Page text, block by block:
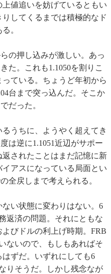
値追いを妨げているともい
してくるまでは積極的なド
。
の押し込みが激しい。あっ
た。これも1.1050を割りこ
ている。ちょうど年初から
台まで突っ込んだ。そこか
だった。
うちに、ようやく超えてき
は逆に1.1051近辺がサポー
返されたことはまだ記憶に新
アスになっている局面とい
全戻しまで考えられる。
い状態に変わりはない。6
返済の問題。それにともな
びドルの利上げ時期。FRB
ないので、もしもあればそ
ずだ。いずれにしても6
りそうだ。しかし残念なが